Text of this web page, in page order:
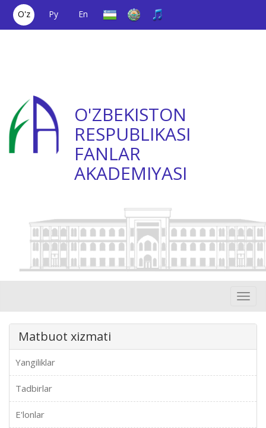
O'z Ру
En
O'ZBEKISTON
RESPUBLIKASI
FANLAR
AKADEMIYASI
Matbuot xizmati
Yangiliklar
Tadbirlar
E'lonlar